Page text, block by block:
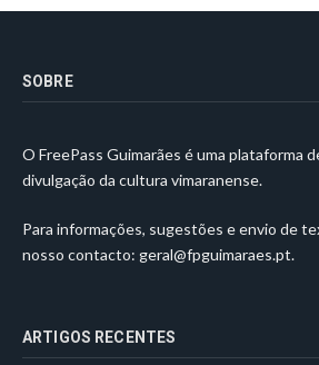
SOBRE
O FreePass Guimarães é uma plataforma
divulgação da cultura vimaranense.
Para informações, sugestões e envio de
nosso contacto: geral@fpguimaraes.pt.
ARTIGOS RECENTES